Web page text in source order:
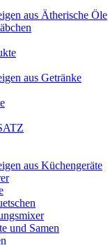
aus Ätherische Öle
aus Getränke
aus Küchengeräte
und Samen